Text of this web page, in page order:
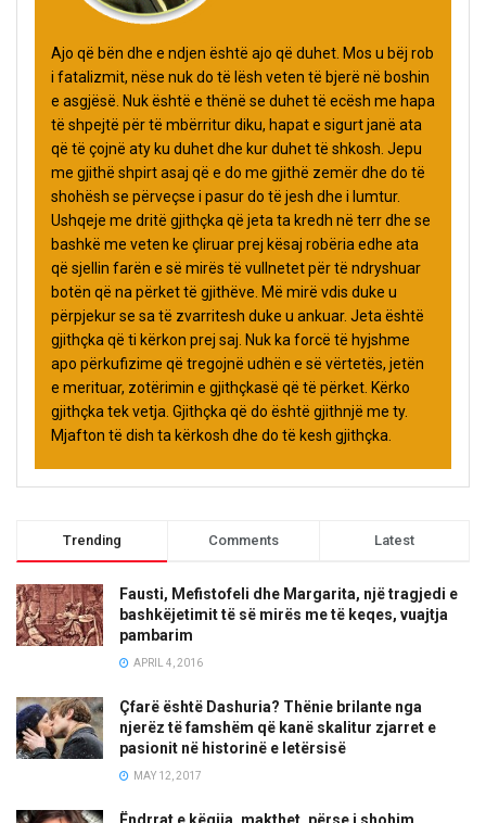
Ajo që bën dhe e ndjen është ajo që duhet. Mos u bëj rob
i fatalizmit, nëse nuk do të lësh veten të bjerë në boshin
e asgjësë. Nuk është e thënë se duhet të ecësh me hapa
të shpejtë për të mbërritur diku, hapat e sigurt janë ata
që të çojnë aty ku duhet dhe kur duhet të shkosh. Jepu
me gjithë shpirt asaj që e do me gjithë zemër dhe do të
shohësh se përveçse i pasur do të jesh dhe i lumtur.
Ushqeje me dritë gjithçka që jeta ta kredh në terr dhe se
bashkë me veten ke çliruar prej kësaj robëria edhe ata
që sjellin farën e së mirës të vullnetet për të ndryshuar
botën që na përket të gjithëve. Më mirë vdis duke u
përpjekur se sa të zvarritesh duke u ankuar. Jeta është
gjithçka që ti kërkon prej saj. Nuk ka forcë të hyjshme
apo përkufizime që tregojnë udhën e së vërtetës, jetën
e merituar, zotërimin e gjithçkasë që të përket. Kërko
gjithçka tek vetja. Gjithçka që do është gjithnjë me ty.
Mjafton të dish ta kërkosh dhe do të kesh gjithçka.
Trending Comments Latest
Fausti, Mefistofeli dhe Margarita, një tragjedi e
bashkëjetimit të së mirës me të keqes, vuajtja
pambarim
APRIL 4, 2016
Çfarë është Dashuria? Thënie brilante nga
njerëz të famshëm që kanë skalitur zjarret e
pasionit në historinë e letërsisë
MAY 12, 2017